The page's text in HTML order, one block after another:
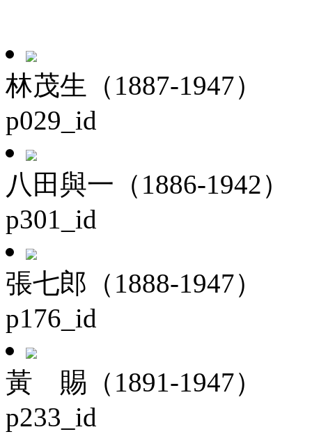
林茂生（1887-1947）
p029_id
八田與一（1886-1942）
p301_id
張七郎（1888-1947）
p176_id
黃 賜（1891-1947）
p233_id